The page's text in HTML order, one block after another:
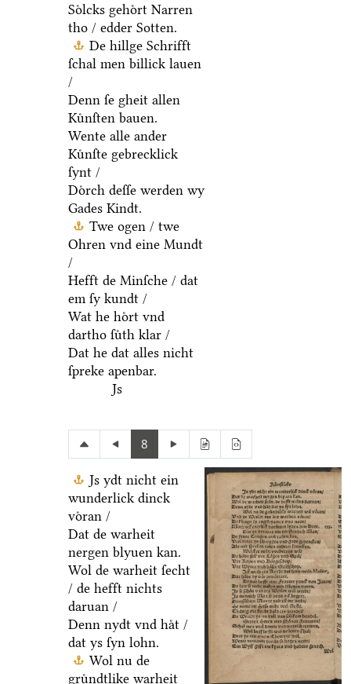
Soͤlcks gehoͤrt Narren
tho / edder Sotten.
De hillge Schrifft
ſchal men billick lauen
/
Denn ſe gheit allen
Kuͤnſten bauen.
Wente alle ander
Kuͤnſte gebrecklick
ſynt /
Doͤrch deſſe werden wy
Gades Kindt.
Twe ogen / twe
Ohren vnd eine Mundt
/
Hefft de Minſche / dat
em ſy kundt /
Wat he hoͤrt vnd
dartho ſuͤth klar /
Dat he dat alles nicht
ſpreke apenbar.
Js
8
Js ydt nicht ein
wunderlick dinck
voͤran /
Dat de warheit
nergen blyuen kan.
Wol de warheit ſecht
/ de hefft nichts
daruan /
Denn nydt vnd haͤt /
dat ys ſyn lohn.
Wol nu de
gruͤndtlike warheit